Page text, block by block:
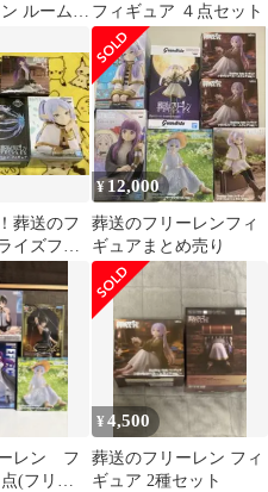
ルームウ
フィギュア ４点セット
葬送のフ
イズフィ
ト！
¥12,000
葬送のフリーレンフィ
ギュアまとめ売り
レン フ
(フリー
¥4,500
葬送のフリーレン フィ
ギュア 2種セット